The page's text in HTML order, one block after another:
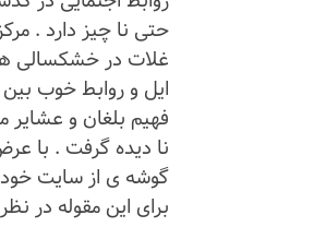
حتی نا چیز دارد . مرکز خرید و انبار
غلات در خشکسالی های گذشته
ایل و روابط خوب بین مردم نیک و
فهیم بلغان و عشایر منطقه را نبابد
نا دیده گرفت . با عرض پوزش در
گوشه ی از سایت خود جایی هم
برای این مقوله در نظر بگیرید . با